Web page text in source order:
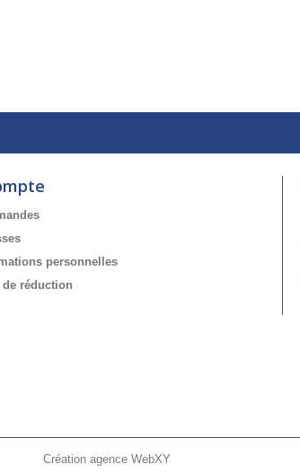
Création agence WebXY
personnelles
de réduction